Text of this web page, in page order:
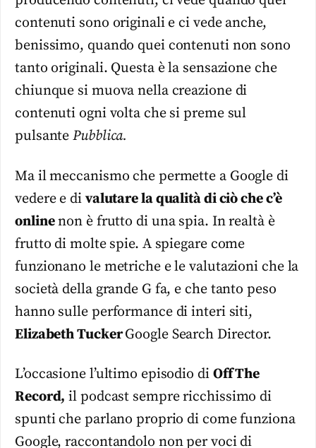
contenuti sono originali e ci vede anche,
benissimo, quando quei contenuti non sono
tanto originali. Questa è la sensazione che
chiunque si muova nella creazione di
contenuti ogni volta che si preme sul
pulsantePubblica.
Ma il meccanismo che permette a Google di
vedere e di valutare la qualità di ciò che c’è
onlinenon è frutto di una spia. In realtà è
frutto di molte spie. A spiegare come
funzionano le metriche e le valutazioni che la
società della grande G fa, e che tanto peso
hanno sulle performance di interi siti,
Elizabeth TuckerGoogle Search Director.
L’occasione l’ultimo episodio di Off The
Record, il podcast sempre ricchissimo di
spunti che parlano proprio di come funziona
Google, raccontandolo non per voci di